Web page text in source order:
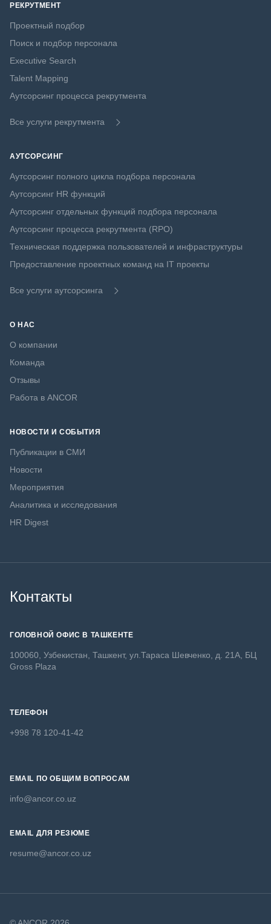
РЕКРУТМЕНТ
Проектный подбор
Поиск и подбор персонала
Executive Search
Talent Mapping
Аутсорсинг процесса рекрутмента
Все услуги рекрутмента
АУТСОРСИНГ
Аутсорсинг полного цикла подбора персонала
Аутсорсинг HR функций
Аутсорсинг отдельных функций подбора персонала
Аутсорсинг процесса рекрутмента (RPO)
Техническая поддержка пользователей и инфраструктуры
Предоставление проектных команд на IT проекты
Все услуги аутсорсинга
О НАС
О компании
Команда
Отзывы
Работа в ANCOR
НОВОСТИ И СОБЫТИЯ
Публикации в СМИ
Новости
Мероприятия
Аналитика и исследования
HR Digest
Контакты
ГОЛОВНОЙ ОФИС В ТАШКЕНТЕ
100060, Узбекистан, Ташкент, ул.Тараса Шевченко, д. 21А, БЦ
Gross Plaza
ТЕЛЕФОН
+998 78 120-41-42
EMAIL ПО ОБЩИМ ВОПРОСАМ
info@ancor.co.uz
EMAIL ДЛЯ РЕЗЮМЕ
resume@ancor.co.uz